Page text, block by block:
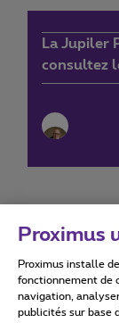
La Jupiler
consultez
Proximus
Proximus installe
fonctionnement de
navigation,
publicités sur base